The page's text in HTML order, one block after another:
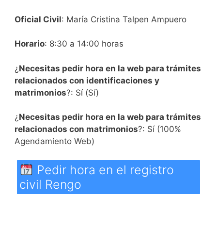
Oficial Civil: María Cristina Talpen Ampuero
Horario: 8:30 a 14:00 horas
¿ Necesitas pedir hora en la web para trámites
relacionados con identificaciones y
matrimonios?: Sí (Sí)
¿ Necesitas pedir hora en la web para trámites
relacionados con matrimonios?: Sí (100%
Agendamiento Web)
Pedir hora en el registro
civil Rengo